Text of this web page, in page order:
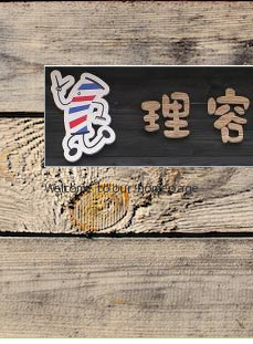
Welcome to our homepage